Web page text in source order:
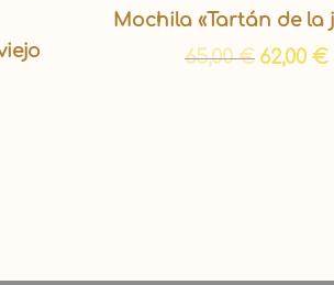
Mochila «Tartán de la
65,00€
original
era:
65,00 €.
62,00 €